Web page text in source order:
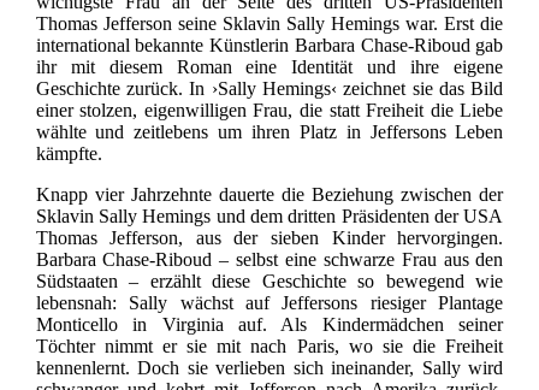
Thomas Jefferson seine Sklavin Sally Hemings war. Erst die
international bekannte Künstlerin Barbara Chase-Riboud gab
ihr mit diesem Roman eine Identität und ihre eigene
Geschichte zurück. In ›Sally Hemings‹ zeichnet sie das Bild
einer stolzen, eigenwilligen Frau, die statt Freiheit die Liebe
wählte und zeitlebens um ihren Platz in Jeffersons Leben
kämpfte.
Knapp vier Jahrzehnte dauerte die Beziehung zwischen der
Sklavin Sally Hemings und dem dritten Präsidenten der USA
Thomas Jefferson, aus der sieben Kinder hervorgingen.
Barbara Chase-Riboud – selbst eine schwarze Frau aus den
Südstaaten – erzählt diese Geschichte so bewegend wie
lebensnah: Sally wächst auf Jeffersons riesiger Plantage
Monticello in Virginia auf. Als Kindermädchen seiner
Töchter nimmt er sie mit nach Paris, wo sie die Freiheit
kennenlernt. Doch sie verlieben sich ineinander, Sally wird